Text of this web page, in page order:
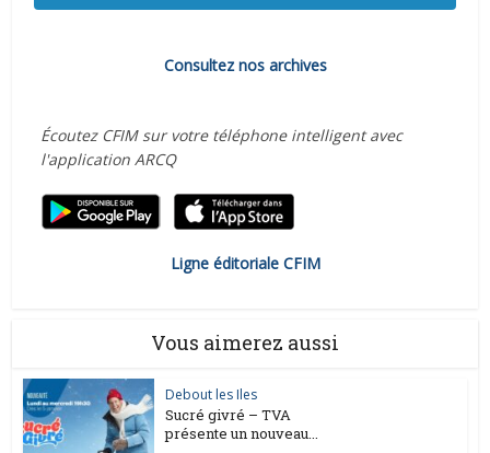
Consultez nos archives
Écoutez CFIM sur votre téléphone intelligent avec
l'application ARCQ
Ligne éditoriale CFIM
Vous aimerez aussi
Debout les Iles
Sucré givré – TVA
présente un nouveau...